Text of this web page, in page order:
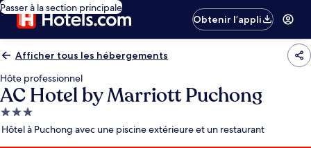
Passer à la section principale
Obtenir l’appli
Afficher tous les hébergements
Hôte professionnel
AC Hotel by Marriott Puchong
Hébergement
3.0 étoiles
Hôtel à Puchong avec une piscine extérieure et un restaurant